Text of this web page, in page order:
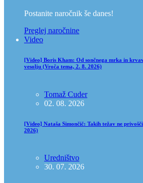
Postanite naročnik še danes!
Preglej naročnine
Video
[Video] Boris Kham: Od sončnega mrka in
vesolju (Vroča tema, 2. 8. 2026)
Tomaž Cuder
02. 08. 2026
[Video] Nataša Simončič: Takih težav ne
2026)
Uredništvo
30. 07. 2026